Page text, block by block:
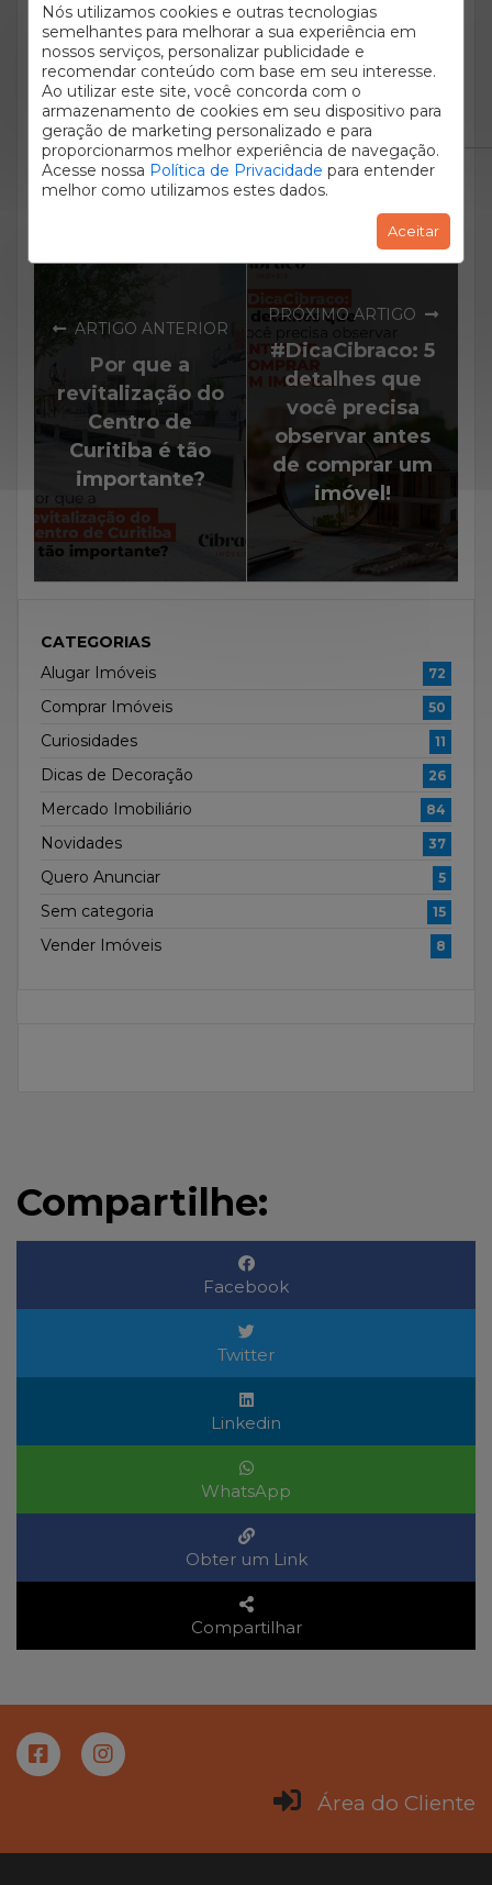
Nós utilizamos cookies e outras tecnologias
semelhantes para melhorar a sua experiência em
nossos serviços, personalizar publicidade e
recomendar conteúdo com base em seu interesse.
Ao utilizar este site, você concorda com o
armazenamento de cookies em seu dispositivo para
geração de marketing personalizado e para
proporcionarmos melhor experiência de navegação.
Acesse nossa Política de Privacidade para entender
melhor como utilizamos estes dados.
Aceitar
ARTIGO ANTERIOR
Por que a
revitalização do
Centro de
Curitiba é tão
importante?
PRÓXIMO ARTIGO
#DicaCibraco: 5
detalhes que
você precisa
observar antes
de comprar um
imóvel!
CATEGORIAS
Alugar Imóveis
72
Comprar Imóveis 50
Curiosidades 11
Dicas de Decoração 26
Mercado Imobiliário 84
Novidades 37
Quero Anunciar 5
Sem categoria 15
Vender Imóveis 8
Compartilhe:
Facebook
Twitter
Linkedin
WhatsApp
Obter um Link
Compartilhar
Área do Cliente